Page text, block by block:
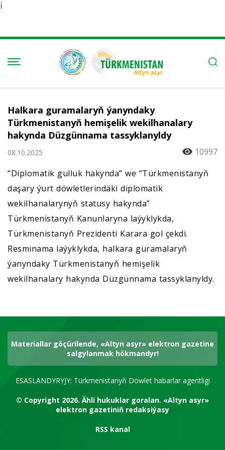
Ï
Halkara guramalaryň ýanyndaky
Türkmenistanyň hemişelik wekilhanalary
hakynda Düzgünnama tassyklanyldy
08.10.2025
10997
“Diplomatik gulluk hakynda” we “Türkmenistanyň
daşary ýurt döwletlerindäki diplomatik
wekilhanalarynyň statusy hakynda”
Türkmenistanyň Kanunlaryna laýyklykda,
Türkmenistanyň Prezidenti Karara gol çekdi.
Resminama laýyklykda, halkara guramalaryň
ýanyndaky Türkmenistanyň hemişelik
wekilhanalary hakynda Düzgünnama tassyklanyldy.
Materiallar göçürilende, «Altyn asyr» elektron gazetine
salgylanmak hökmandyr!
ESASLANDYRYJY: Türkmenistanyň Döwlet habarlar agentligi
© Copyright 2026.Ähli hukuklar goralan. «Altyn asyr»
elektron gazetiniň redaksiýasy
RSS kanal